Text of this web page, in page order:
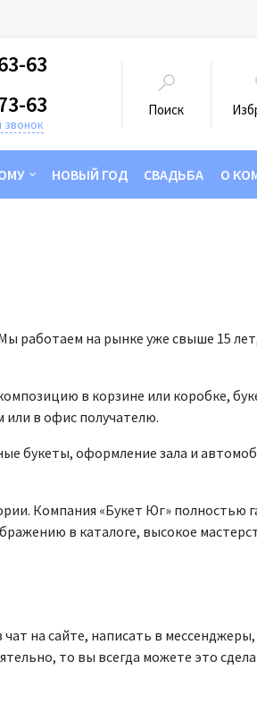
63
63
звонок
Поиск
НОВЫЙ ГОД СВАДЬБА О
работаем на рынке уже свыше 15
в корзине или коробке,
или в офис получателю.
букеты, оформление зала и
Компания «Букет Юг» полностью
в каталоге, высокое
на сайте, написать в
то вы всегда можете это